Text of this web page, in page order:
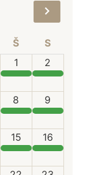
Š
S
1
2
8 9
15 16